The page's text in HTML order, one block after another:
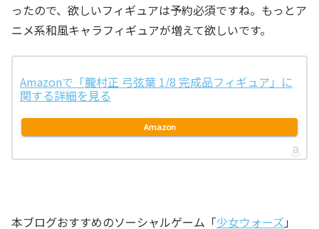
ったので、欲しいフィギュアは予約必須ですね。もっとア
ニメ系和風キャラフィギュアが増えて欲しいです。
Amazonで「朧村正 弓弦葉 1/8 完成品フィギュア」に
関する詳細を見る
Amazon
本ブログおすすめのソーシャルゲーム「少女ウォーズ 」